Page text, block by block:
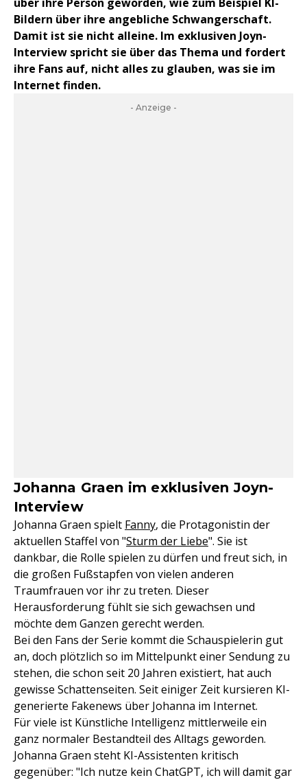
Bildern über ihre angebliche Schwangerschaft.
Damit ist sie nicht alleine. Im exklusiven Joyn-
Interview spricht sie über das Thema und fordert
ihre Fans auf, nicht alles zu glauben, was sie im
Internet finden.
- Anzeige -
Johanna Graen im exklusiven Joyn-
Interview
Johanna Graen spielt Fanny, die Protagonistin der
aktuellen Staffel von "Sturm der Liebe". Sie ist
dankbar, die Rolle spielen zu dürfen und freut sich, in
die großen Fußstapfen von vielen anderen
Traumfrauen vor ihr zu treten. Dieser
Herausforderung fühlt sie sich gewachsen und
möchte dem Ganzen gerecht werden.
Bei den Fans der Serie kommt die Schauspielerin gut
an, doch plötzlich so im Mittelpunkt einer Sendung zu
stehen, die schon seit 20 Jahren existiert, hat auch
gewisse Schattenseiten. Seit einiger Zeit kursieren KI-
generierte Fakenews über Johanna im Internet.
Für viele ist Künstliche Intelligenz mittlerweile ein
ganz normaler Bestandteil des Alltags geworden.
Johanna Graen steht KI-Assistenten kritisch
gegenüber: "Ich nutze kein ChatGPT, ich will damit gar